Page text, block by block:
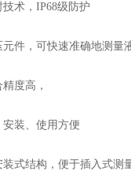
术，IP68级防护
件，可快速准确地测量
度高，
装、使用方便
式结构，便于插入式测